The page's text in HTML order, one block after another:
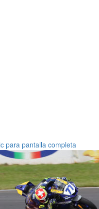
para pantalla completa